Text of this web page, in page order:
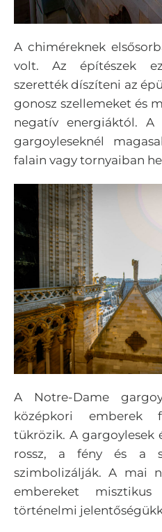
A chiméreknek
volt. Az építészek
szerették díszíteni az
gonosz szellemeket és
negatív energiáktól.
gargoyleseknél
falain vagy tornyaiban
A Notre-Dame
középkori emberek
tükrözik. A gargoylesek
rossz, a fény és a
szimbolizálják. A mai
embereket misztikus
történelmi